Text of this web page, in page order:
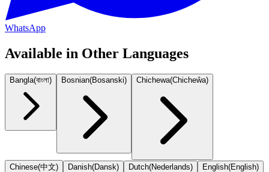
WhatsApp
Available in Other Languages
Bangla(বাংলা) Bosnian(Bosanski) Chichewa(Chicheŵa)
Chinese(中文) Danish(Dansk) Dutch(Nederlands) English(English)